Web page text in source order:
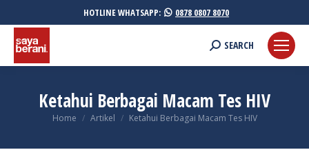
HOTLINE WHATSAPP: 0878 0807 8070
Search:
SEARCH
Ketahui Berbagai Macam Tes HIV
You are here:
Home Artikel Ketahui Berbagai Macam Tes HIV